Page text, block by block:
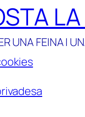
UNA FEINA I